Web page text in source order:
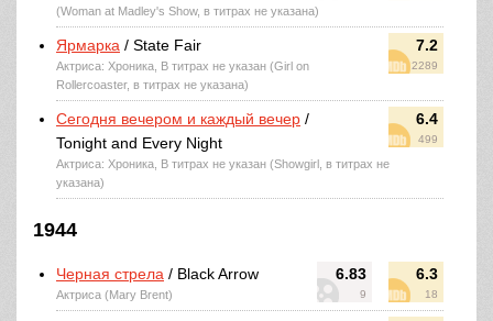
(Woman at Madley's Show, в титрах не указана)
7.2
2289
Ярмарка / State Fair
Актриса: Хроника, В титрах не указан (Girl on
Rollercoaster, в титрах не указана)
6.4
499
Сегодня вечером и каждый вечер /
Tonight and Every Night
Актриса: Хроника, В титрах не указан (Showgirl, в титрах не
указана)
1944
6.83
9
6.3
18
Черная стрела / Black Arrow
Актриса (Mary Brent)